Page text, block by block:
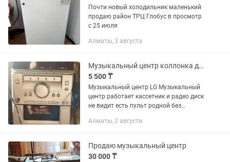
Почти новый холодильник маленький
продаю район ТРЦ Глобус в просмотр
с 25 июля
Алматы, 3 августа
Музыкальный центр коллонка динамик
5 500 ₸
Музыкальный центр LG Музыкальный
центр работает кассетник и радео диск
не видит есть пульт родной без
Украина 5500 тенге , одна черная
Алматы, 2 августа
Продаю музыкальный центр
30 000 ₸